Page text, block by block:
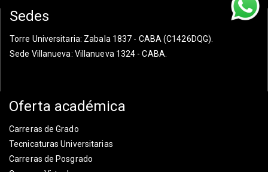
Sedes
Torre Universitaria: Zabala 1837 - CABA (C1426DQG).
Sede Villanueva: Villanueva 1324 - CABA.
Oferta académica
Carreras de Grado
Tecnicaturas Universitarias
Carreras de Posgrado